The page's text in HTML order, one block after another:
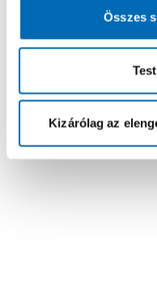
Összes
Kizárólag az